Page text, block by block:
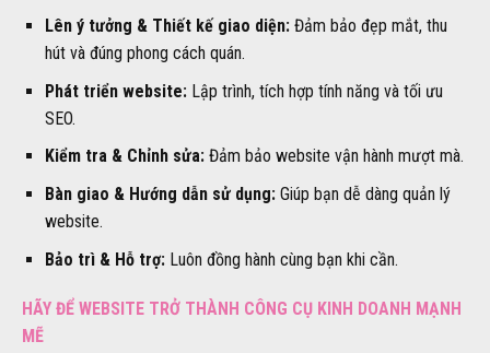
Lên ý tưởng & Thiết kế giao diện:Đảm bảo đẹp mắt, thu
hút và đúng phong cách quán.
Phát triển website:Lập trình, tích hợp tính năng và tối ưu
SEO.
Kiểm tra & Chỉnh sửa:Đảm bảo website vận hành mượt mà.
Bàn giao & Hướng dẫn sử dụng:Giúp bạn dễ dàng quản lý
website.
Bảo trì & Hỗ trợ:Luôn đồng hành cùng bạn khi cần.
HÃY ĐỂ WEBSITE TRỞ THÀNH CÔNG CỤ KINH DOANH MẠNH
MẼ